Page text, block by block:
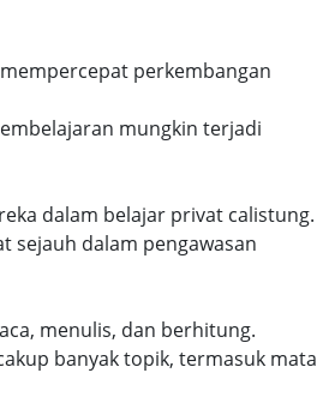
perkembangan
mungkin terjadi
dalam belajar privat calistung.
sejauh dalam pengawasan
menulis, dan berhitung.
banyak topik, termasuk mata